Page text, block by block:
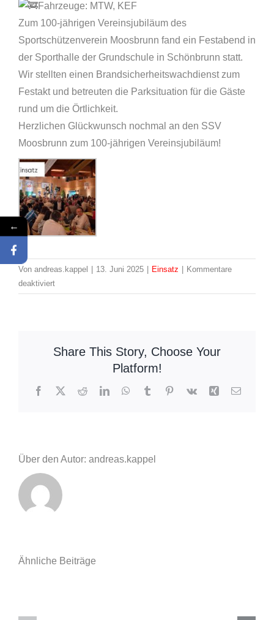
Fahrzeuge: MTW, KEF
Zum 100-jährigen Vereinsjubiläum des
Sportschützenverein Moosbrunn fand ein Festabend in
der Sporthalle der Grundschule in Schönbrunn statt.
Wir stellten einen Brandsicherheitswachdienst zum
Festakt und betreuten die Parksituation für die Gäste
rund um die Örtlichkeit.
Herzlichen Glückwunsch nochmal an den SSV
Moosbrunn zum 100-jährigen Vereinsjubiläum!
Von andreas.kappel 13. Juni 2025 Einsatz
Kommentare
deaktiviertfür
Einsatz:
Brandsicherheitswachdienst
Share This Story, Choose Your
Platform!
Facebook
X RedditLinkedInWhatsApp
TumblrPinterest
Vk Xing E-
Über den Autor: andreas.kappel
Ähnliche Beiträge
←